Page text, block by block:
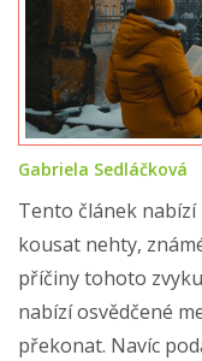
Gabriela Sedláčková
Tento článek
kousat nehty,
příčiny tohoto
nabízí osvědčené
překonat. Navíc